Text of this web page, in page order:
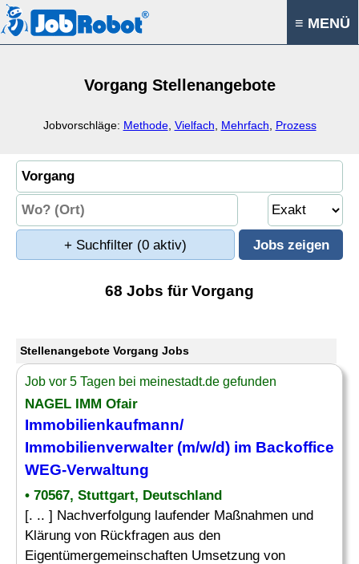
≡ MENÜ
Vorgang Stellenangebote
Jobvorschläge: Methode, Vielfach Mehrfach Prozess
+ Suchfilter (0 aktiv)
68 Jobs für Vorgang
Stellenangebote Vorgang Jobs
Job vor 5 Tagen bei meinestadt.de gefunden
NAGEL IMM Ofair
Immobilienkaufmann/
Immobilienverwalter (m/w/d) im Backoffice
WEG-Verwaltung
• 70567, Stuttgart, Deutschland
[. .. ] Nachverfolgung laufender Maßnahmen und
Klärung von Rückfragen aus den
Eigentümergemeinschaften Umsetzung von